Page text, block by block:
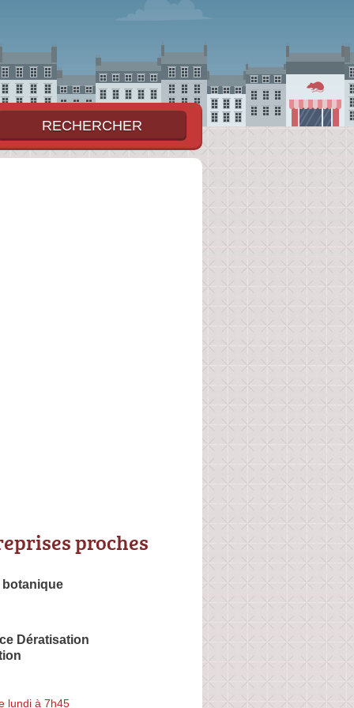
proches
Dératisation
lundi à 7h45